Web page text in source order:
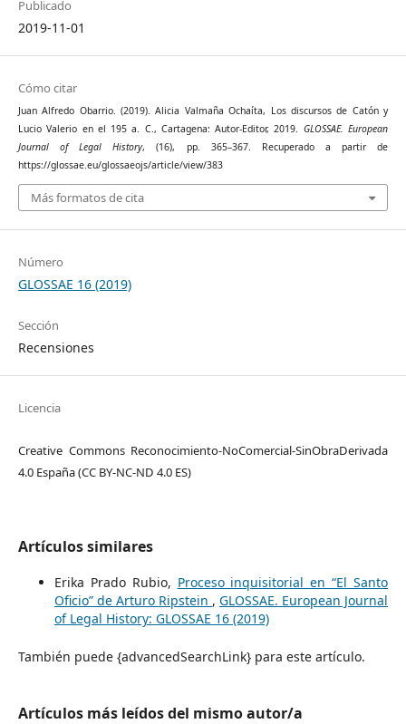
Publicado
2019-11-01
Cómo citar
Juan Alfredo Obarrio. (2019). Alicia Valmaña Ochaíta, Los discursos de Catón y
Lucio Valerio en el 195 a. C., Cartagena: Autor-Editor, 2019. GLOSSAE. European
Journal of Legal History, (16), pp. 365–367. Recuperado a partir de
https://glossae.eu/glossaeojs/article/view/383
Más formatos de cita
Número
GLOSSAE 16 (2019)
Sección
Recensiones
Licencia
Creative Commons Reconocimiento-NoComercial-SinObraDerivada
4.0 España (CC BY-NC-ND 4.0 ES)
Artículos similares
Erika Prado Rubio, Proceso inquisitorial en “El Santo
Oficio” de Arturo Ripstein ,GLOSSAE. European Journal
of Legal History: GLOSSAE 16 (2019)
También puede {advancedSearchLink} para este artículo.
Artículos más leídos del mismo autor/a